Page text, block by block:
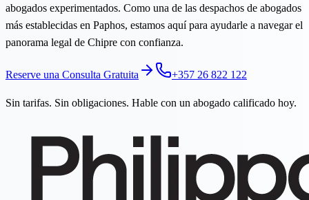
abogados experimentados. Como una de las despachos de abogados
más establecidas en Paphos, estamos aquí para ayudarle a navegar el
panorama legal de Chipre con confianza.
Reserve una Consulta Gratuita +357 26 822 122
Sin tarifas. Sin obligaciones. Hable con un abogado calificado hoy.